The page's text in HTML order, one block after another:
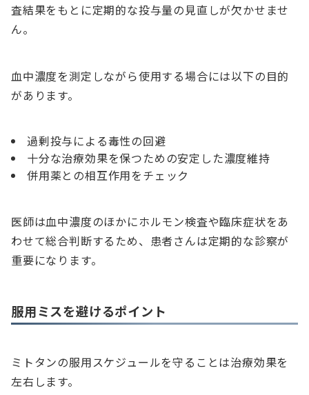
査結果をもとに定期的な投与量の見直しが欠かせませ
ん。
血中濃度を測定しながら使用する場合には以下の目的
があります。
過剰投与による毒性の回避
十分な治療効果を保つための安定した濃度維持
併用薬との相互作用をチェック
医師は血中濃度のほかにホルモン検査や臨床症状をあ
わせて総合判断するため、患者さんは定期的な診察が
重要になります。
服用ミスを避けるポイント
ミトタンの服用スケジュールを守ることは治療効果を
左右します。